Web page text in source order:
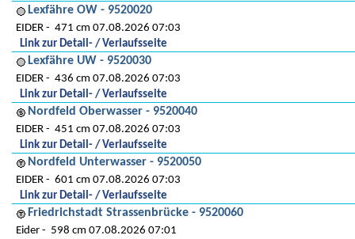
Lexfähre OW - 9520020
EIDER
471 cm 07.08.2026 07:03
Link zur Detail- / Verlaufsseite
Lexfähre UW - 9520030
EIDER
436 cm 07.08.2026 07:03
Link zur Detail- / Verlaufsseite
Nordfeld Oberwasser - 9520040
EIDER
451 cm 07.08.2026 07:03
Link zur Detail- / Verlaufsseite
Nordfeld Unterwasser - 9520050
EIDER
601 cm 07.08.2026 07:03
Link zur Detail- / Verlaufsseite
Friedrichstadt Strassenbrücke - 9520060
Eider
598 cm 07.08.2026 07:01